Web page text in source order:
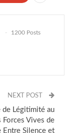
1200 Posts
NEXT POST
de Légitimité au
Forces Vives de
Entre Silence et